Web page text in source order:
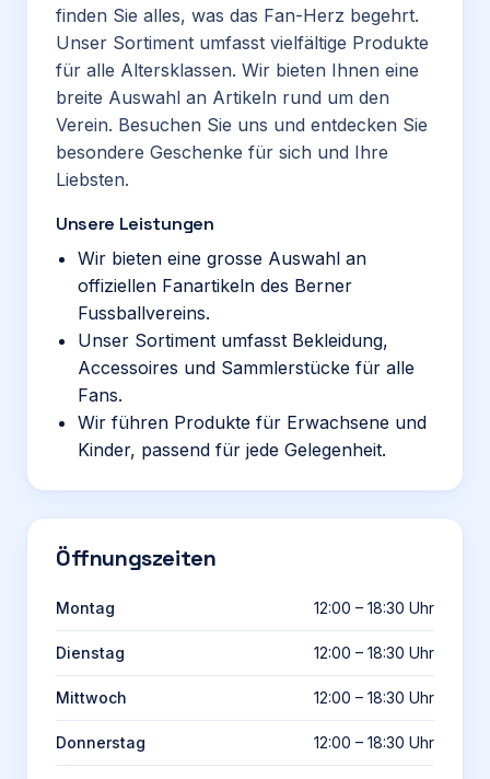
finden Sie alles, was das Fan-Herz begehrt.
Unser Sortiment umfasst vielfältige Produkte
für alle Altersklassen. Wir bieten Ihnen eine
breite Auswahl an Artikeln rund um den
Verein. Besuchen Sie uns und entdecken Sie
besondere Geschenke für sich und Ihre
Liebsten.
Unsere Leistungen
Wir bieten eine grosse Auswahl an
offiziellen Fanartikeln des Berner
Fussballvereins.
Unser Sortiment umfasst Bekleidung,
Accessoires und Sammlerstücke für alle
Fans.
Wir führen Produkte für Erwachsene und
Kinder, passend für jede Gelegenheit.
Öffnungszeiten
Montag 12:00 – 18:30 Uhr
Dienstag 12:00 – 18:30 Uhr
Mittwoch 12:00 – 18:30 Uhr
Donnerstag 12:00 – 18:30 Uhr